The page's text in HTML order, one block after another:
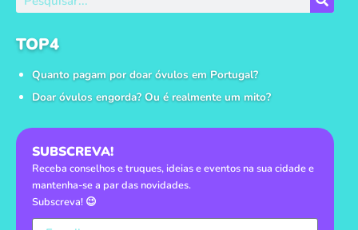
TOP4
Quanto pagam por doar óvulos em Portugal?
Doar óvulos engorda? Ou é realmente um mito?
SUBSCREVA!
Receba conselhos e truques, ideias e eventos na sua cidade e
mantenha-se a par das novidades.
Subscreva! 😉